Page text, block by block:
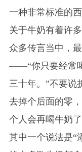
一种非常标准的
关于牛奶有着许
众多传言当中，
——“你只要经常
三十年。”不要说
去掉个后面的零
个人会再喝牛奶
其中一个说法是“